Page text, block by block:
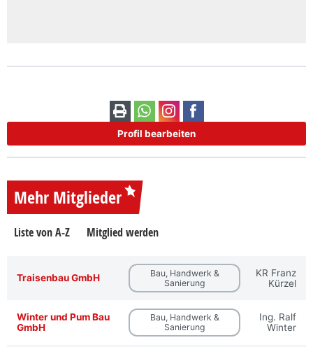
Profil bearbeiten
Mehr Mitglieder
Liste von A-Z Mitglied werden
Traisenbau GmbH
Bau, Handwerk &
Sanierung
KR Franz
Kürzel
Winter und Pum Bau
GmbH
Bau, Handwerk &
Sanierung
Ing. Ralf
Winter